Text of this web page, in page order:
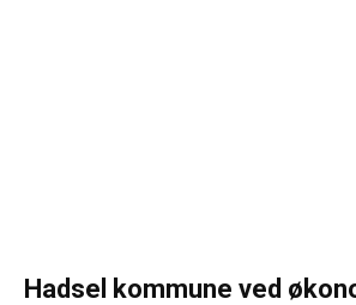
Hadsel kommune ved